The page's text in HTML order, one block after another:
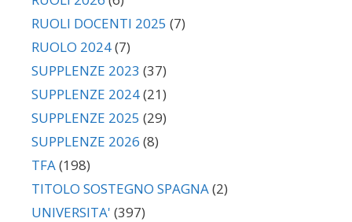
RUOLI DOCENTI 2025 (7)
RUOLO 2024(7)
SUPPLENZE 2023 (37)
SUPPLENZE 2024(21)
SUPPLENZE 2025 (29)
SUPPLENZE 2026 (8)
TFA(198)
TITOLO SOSTEGNO SPAGNA(2)
UNIVERSITA' (397)